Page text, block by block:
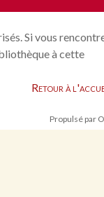
Si vous
à cette
Retour à
Propulsé par